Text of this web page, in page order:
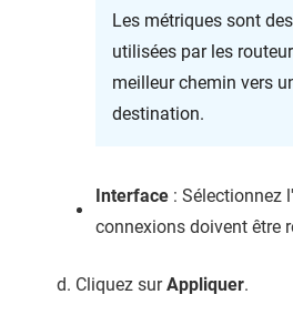
Les métriques sont
utilisées par les
meilleur chemin vers
destination.
Interface : Sélectionnez
connexions doivent être
Cliquez surAppliquer.